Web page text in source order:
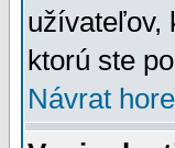
užívateľov,
ktorú ste
Návrat hore